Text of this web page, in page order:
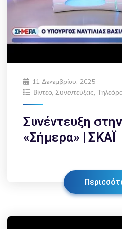
11 Δεκεμβρίου, 2025
Βίντεο, Συνεντεύξεις,
Συνέντευξη
«Σήμερα» | ΣΚΑΪ